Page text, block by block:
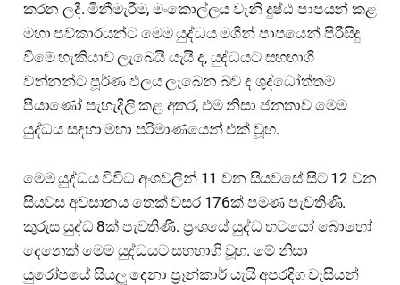
කරන ලදී. මිනීමැරීම, මංකොල්ලය වැනි දුෂ්ඨ පාපයන් කළ
මහා පව්කාරයන්ට මෙම යුද්ධය මගින් පාපයෙන් පිරිසිදු
වීමේ හැකියාව ලැබෙයි යැයි ද, යුද්ධයට සහභාගි
වන්නන්ට පූර්ණ ඵලය ලැබෙන බව ද ශුද්ධෝත්තම
පියාණෝ පැහැදිලි කළ අතර, එම නිසා ජනතාව මෙම
යුද්ධය සඳහා මහා පරිමාණයෙන් එක් වූහ.
මෙම යුද්ධය විවිධ අංශවලින් 11 වන සියවසේ සිට 12 වන
සියවස අවසානය තෙක් වසර 176ක් පමණ පැවතිණි.
කුරුස යුද්ධ 8ක් පැවතිණි. ප්‍රංශයේ යුද්ධ භටයෝ බොහෝ
දෙනෙක් මෙම යුද්ධයට සහභාගි වූහ. මේ නිසා
යුරෝපයේ සියලූ දෙනා ප්‍රෑන්කාර් යැයි අපරදිග වැසියන්